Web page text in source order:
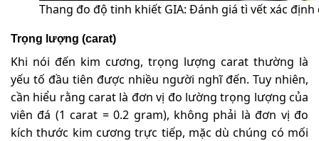
Thang đo độ tinh khiết GIA: Đánh giá tì vết xác
Trọng lượng (carat)
Khi nói đến kim cương, trọng lượng carat thường là
yếu tố đầu tiên được nhiều người nghĩ đến. Tuy nhiên,
cần hiểu rằng carat là đơn vị đo lường trọng lượng của
viên đá (1 carat = 0.2 gram), không phải là đơn vị đo
kích thước kim cương trực tiếp, mặc dù chúng có mối